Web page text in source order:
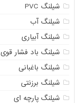
شیلنگ PVC
شیلنگ آب
شیلنگ آبیاری
شیلنگ باد فشار قوی
شیلنگ باغبانی
شیلنگ برزنتی
شیلنگ پارچه‌ ای